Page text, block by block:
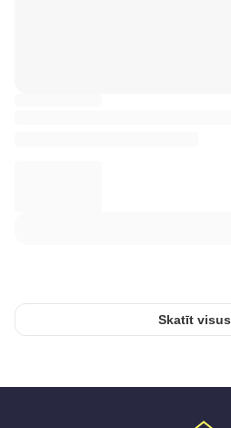
Skatīt visus